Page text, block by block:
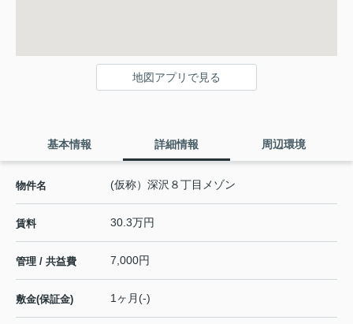
地図アプリで見る
基本情報 詳細情報 周辺環境
物件名 (仮称）深沢８丁目メゾン
賃料 30.3万円
管理 / 共益費 7,000円
敷金(保証金) 1ヶ月(-)